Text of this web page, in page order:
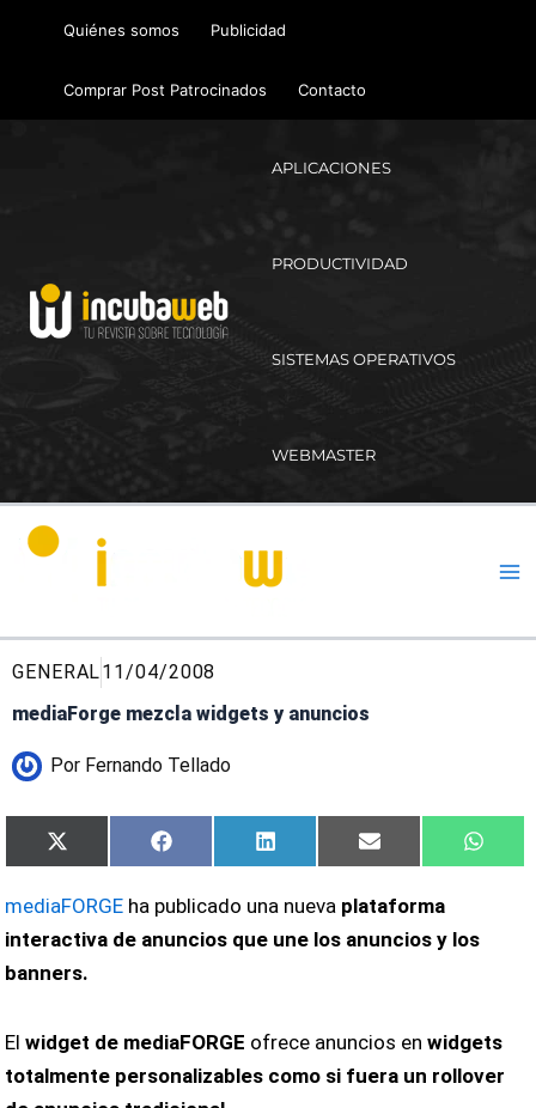
Quiénes somos Publicidad
Comprar Post Patrocinados Contacto
APLICACIONES
PRODUCTIVIDAD
SISTEMAS OPERATIVOS
WEBMASTER
GENERAL11/04/2008
mediaForge mezcla widgets y anuncios
Por Fernando Tellado
Compartir
en
X
(Twitter)
Compartir
en
Facebook
Compartir
en
LinkedIn
Compartir
en
Email
en
mediaFORGE ha publicado una nueva plataforma
interactiva de anuncios que une los anuncios y los
banners.
Elwidget de mediaFORGE ofrece anuncios enwidgets
totalmente personalizables como si fuera un rollover